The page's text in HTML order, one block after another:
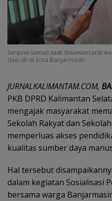
Suripno sumas saat diwawancarai
daerah di kota Banjarmasin
‎JURNALKALIMANTAM.COM,
PKB DPRD Kalimantan
mengajak masyarakat
Sekolah Rakyat dan
memperluas akses
kualitas sumber daya
‎Hal tersebut
dalam kegiatan Sosialisasi
bersama warga